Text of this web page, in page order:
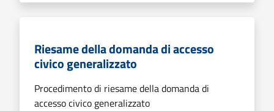
Riesame della domanda di accesso
civico generalizzato
Procedimento di riesame della domanda di
accesso civico generalizzato